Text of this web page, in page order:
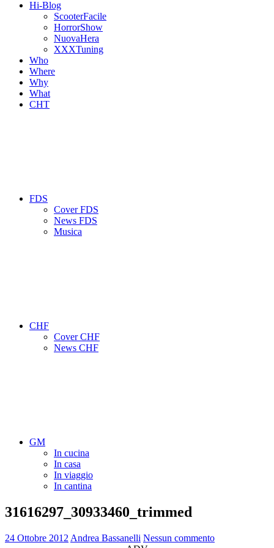
Hi-Blog
ScooterFacile
HorrorShow
NuovaHera
XXXTuning
Who
Where
Why
What
CHT
FDS
Cover FDS
News FDS
Musica
CHF
Cover CHF
News CHF
GM
In cucina
In casa
In viaggio
In cantina
31616297_30933460_trimmed
24 Ottobre 2012 Andrea Bassanelli Nessun commento